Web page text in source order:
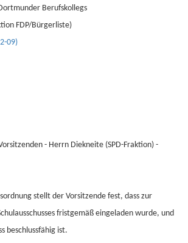
Berufskollegs
FDP/Bürgerliste)
09)
- Herrn Diekneite (SPD-Fraktion) -
stellt der Vorsitzende fest, dass zur
fristgemäß eingeladen wurde, und
beschlussfähig ist.